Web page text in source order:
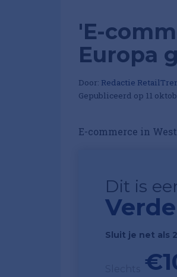
'E-
Europa
Door: Redactie
Gepubliceerd op 11
E-commerce in
Dit is
Sluit je net als